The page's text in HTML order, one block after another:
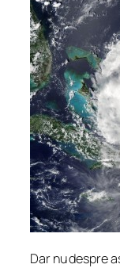
Dar nu despre